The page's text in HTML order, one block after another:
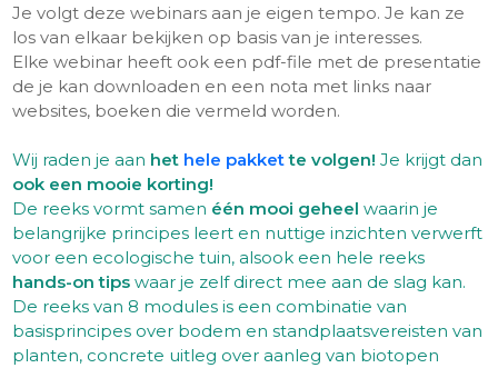
Je volgt deze webinars aan je eigen tempo. Je kan ze
los van elkaar bekijken op basis van je interesses.
Elke webinar heeft ook een pdf-file met de presentatie
de je kan downloaden en een nota met links naar
websites, boeken die vermeld worden.
Wij raden je aan het hele pakkette volgen! Je krijgt dan
ook een mooie korting!
De reeks vormt samen één mooi geheel waarin je
belangrijke principes leert en nuttige inzichten verwerft
voor een ecologische tuin, alsook een hele reeks
hands-on tips waar je zelf direct mee aan de slag kan.
De reeks van 8 modules is een combinatie van
basisprincipes over bodem en standplaatsvereisten van
planten, concrete uitleg over aanleg van biotopen